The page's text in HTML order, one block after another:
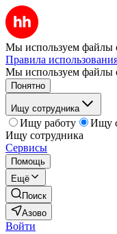
Мы используем файлы
Правила
Мы используем файлы
Понятно
Ищу сотрудника
Ищу работу
Ищу
Ищу сотрудника
Сервисы
Помощь
Ещё
Поиск
Азово
Войти